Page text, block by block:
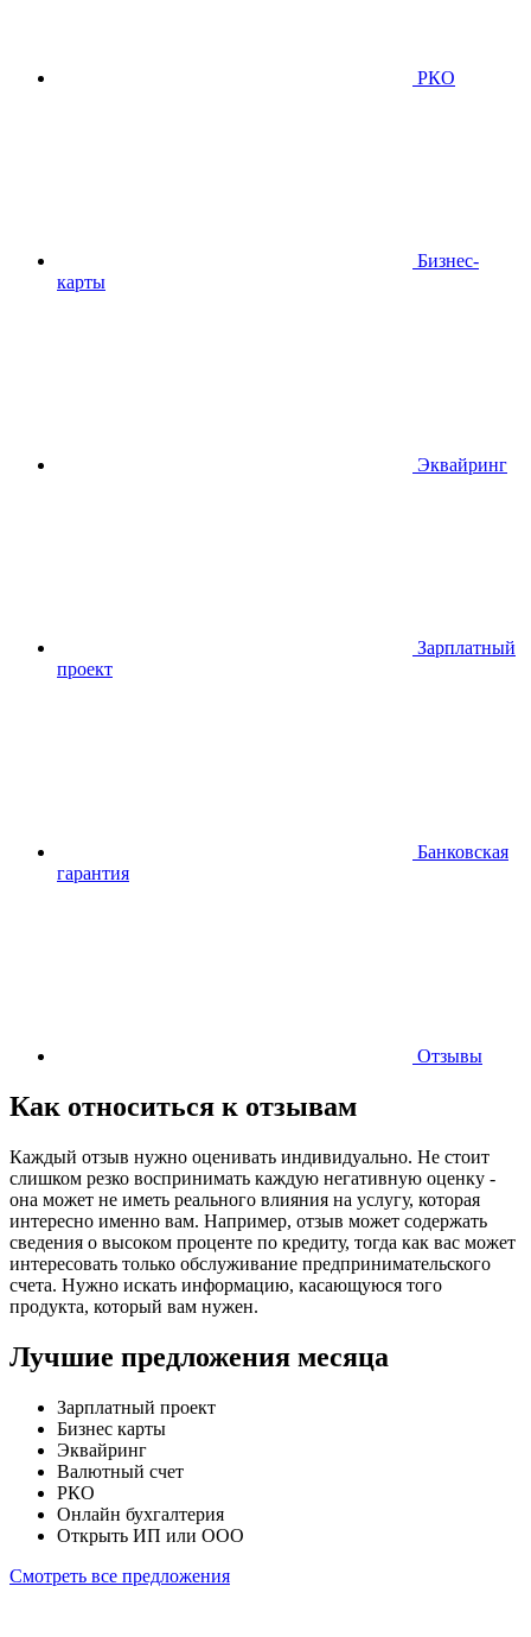
РКО
Бизнес-
карты
Эквайринг
Зарплатный
проект
Банковская
гарантия
Отзывы
Как относиться к отзывам
Каждый отзыв нужно оценивать индивидуально. Не стоит
слишком резко воспринимать каждую негативную оценку -
она может не иметь реального влияния на услугу, которая
интересно именно вам. Например, отзыв может содержать
сведения о высоком проценте по кредиту, тогда как вас может
интересовать только обслуживание предпринимательского
счета. Нужно искать информацию, касающуюся того
продукта, который вам нужен.
Лучшие предложения месяца
Зарплатный проект
Бизнес карты
Эквайринг
Валютный счет
РКО
Онлайн бухгалтерия
Открыть ИП или ООО
Смотреть все предложения